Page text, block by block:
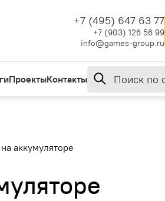
+7 (495) 647 63 77
+7 (903) 126 56 99
info@games-group.ru
ПроектыКонтакты
аккумуляторе